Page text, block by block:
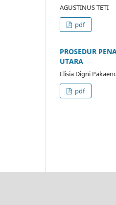
AGUSTINUS TETI
pdf
PROSEDUR
UTARA
Elisia Digni
pdf